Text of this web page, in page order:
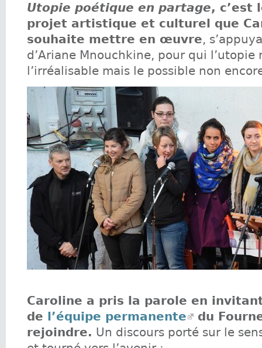
Utopie poétique en partage, c’est
projet artistique et culturel que
souhaite mettre en œuvre,
d’Ariane Mnouchkine, pour qui l’utopie
l’irréalisable mais le possible non
Caroline a pris la parole en
de
l’équipe permanente
du
rejoindre. Un discours porté sur le